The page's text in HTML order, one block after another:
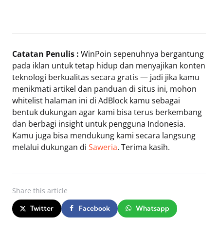
Catatan Penulis : WinPoin sepenuhnya bergantung
pada iklan untuk tetap hidup dan menyajikan konten
teknologi berkualitas secara gratis — jadi jika kamu
menikmati artikel dan panduan di situs ini, mohon
whitelist halaman ini di AdBlock kamu sebagai
bentuk dukungan agar kami bisa terus berkembang
dan berbagi insight untuk pengguna Indonesia.
Kamu juga bisa mendukung kami secara langsung
melalui dukungan di Saweria. Terima kasih.
Share this article
Twitter Facebook Whatsapp